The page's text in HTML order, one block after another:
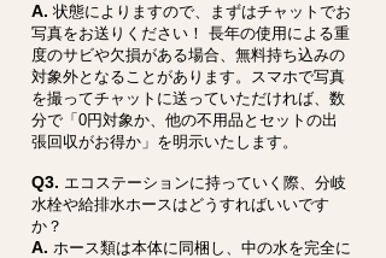
A. 状態によりますので、まずはチャットでお
写真をお送りください！ 長年の使用による重
度のサビや欠損がある場合、無料持ち込みの
対象外となることがあります。スマホで写真
を撮ってチャットに送っていただければ、数
分で「0円対象か、他の不用品とセットの出
張回収がお得か」を明示いたします。
Q3. エコステーションに持っていく際、分岐
水栓や給排水ホースはどうすればいいです
か？
A. ホース類は本体に同梱し、中の水を完全に